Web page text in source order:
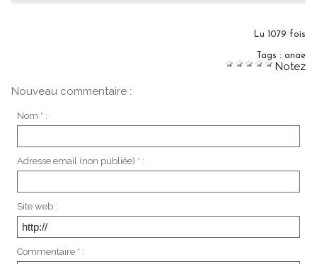
Lu 1079 fois
Tags : anae
Notez
Nouveau commentaire :
Nom * :
Adresse email (non publiée) * :
Site web :
Commentaire * :